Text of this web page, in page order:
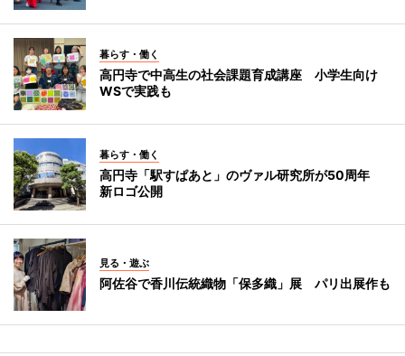
暮らす・働く
高円寺で中高生の社会課題育成講座 小学生向け
WSで実践も
暮らす・働く
高円寺「駅すぱあと」のヴァル研究所が50周年
新ロゴ公開
見る・遊ぶ
阿佐谷で香川伝統織物「保多織」展 パリ出展作も